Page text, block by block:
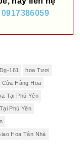
0917386059
161 hoa Tươi
Cửa Hàng Hoa
Tại Phú Yên
Phú Yên
Hoa Tận Nhà